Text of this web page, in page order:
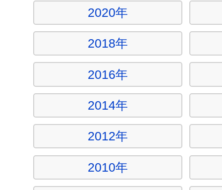
2020年
2018年
2016年
2014年
2012年
2010年